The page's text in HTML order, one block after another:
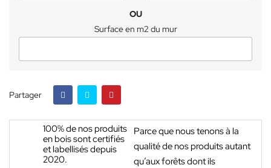
OU
Surface en m2 du mur
Partager
100% de nos produits
en bois sont certifiés
et labellisés depuis
2020.
Parce que nous tenons à la
qualité de nos produits autant
qu’aux forêts dont ils